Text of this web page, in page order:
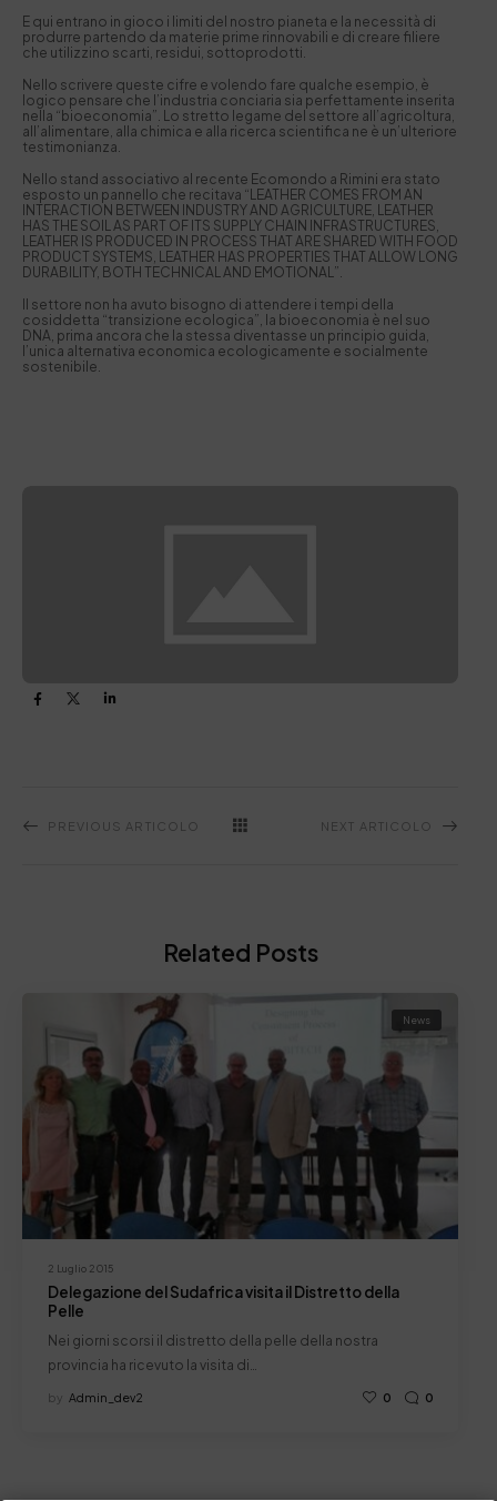
E qui entrano in gioco i limiti del nostro pianeta e la necessità di
produrre partendo da materie prime rinnovabili e di creare filiere
che utilizzino scarti, residui, sottoprodotti.
Nello scrivere queste cifre e volendo fare qualche esempio, è
logico pensare che l’industria conciaria sia perfettamente inserita
nella “bioeconomia”. Lo stretto legame del settore all’agricoltura,
all’alimentare, alla chimica e alla ricerca scientifica ne è un’ulteriore
testimonianza.
Nello stand associativo al recente Ecomondo a Rimini era stato
esposto un pannello che recitava “LEATHER COMES FROM AN
INTERACTION BETWEEN INDUSTRY AND AGRICULTURE, LEATHER
HAS THE SOIL AS PART OF ITS SUPPLY CHAIN INFRASTRUCTURES,
LEATHER IS PRODUCED IN PROCESS THAT ARE SHARED WITH FOOD
PRODUCT SYSTEMS, LEATHER HAS PROPERTIES THAT ALLOW LONG
DURABILITY, BOTH TECHNICAL AND EMOTIONAL”.
Il settore non ha avuto bisogno di attendere i tempi della
cosiddetta “transizione ecologica”, la bioeconomia è nel suo
DNA, prima ancora che la stessa diventasse un principio guida,
l’unica alternativa economica ecologicamente e socialmente
sostenibile.
PREVIOUS ARTICOLO NEXT ARTICOLO
Related Posts
2 Luglio 2015
News
Delegazione del Sudafrica visita il Distretto della
Pelle
Nei giorni scorsi il distretto della pelle della nostra
provincia ha ricevuto la visita di…
by Admin_dev2 0 0